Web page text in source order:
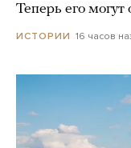
Теперь его
ИСТОРИИ 16 часов